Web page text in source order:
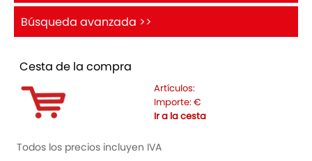
Búsqueda avanzada >>
Cesta de la compra
Artículos:
Importe: €
Ir a la cesta
Todos los precios incluyen IVA